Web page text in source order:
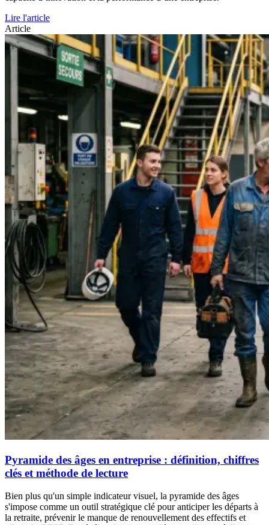
Lire l'article
Article
Pyramide des âges en entreprise : définition, chiffres
clés et méthode de lecture
Bien plus qu'un simple indicateur visuel, la pyramide des âges
s'impose comme un outil stratégique clé pour anticiper les départs à
la retraite, prévenir le manque de renouvellement des effectifs et